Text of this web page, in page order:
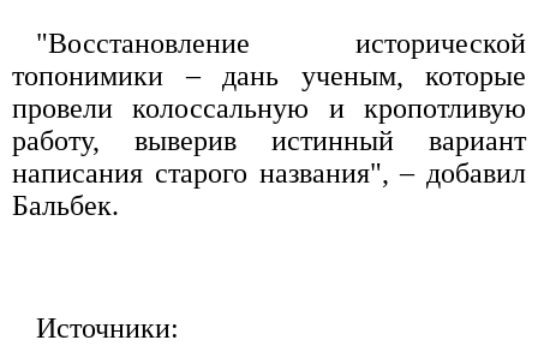
"Восстановление исторической
топонимики – дань ученым, которые
провели колоссальную и кропотливую
работу, выверив истинный вариант
написания старого названия", – добавил
Бальбек.
Источники: